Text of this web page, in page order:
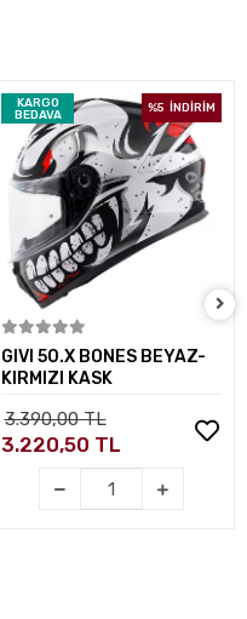
KARGO
BEDAVA
%5 İNDİRİM
Sepete Ekle
GIVI 50.X BONES BEYAZ-
KIRMIZI KASK
3.390,00 TL
3.220,50 TL